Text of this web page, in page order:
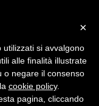
mobile italiano
×
si avvalgono
alle finalità illustrate
o negare il consenso
cookie policy.
pagina, cliccando